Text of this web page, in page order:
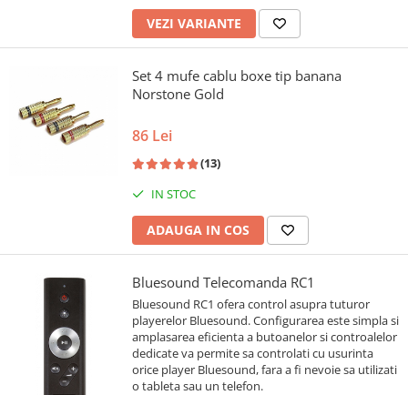
VEZI VARIANTE
Set 4 mufe cablu boxe tip banana
Norstone Gold
86 Lei
(13)
IN STOC
ADAUGA IN COS
Bluesound Telecomanda RC1
Bluesound RC1 ofera control asupra tuturor
playerelor Bluesound. Configurarea este simpla si
amplasarea eficienta a butoanelor si controalelor
dedicate va permite sa controlati cu usurinta
orice player Bluesound, fara a fi nevoie sa utilizati
o tableta sau un telefon.